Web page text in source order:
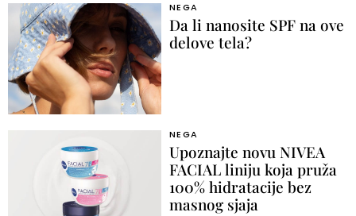
NEGA
Da li nanosite SPF na ove
delove tela?
NEGA
Upoznajte novu NIVEA
FACIAL liniju koja pruža
100% hidratacije bez
masnog sjaja